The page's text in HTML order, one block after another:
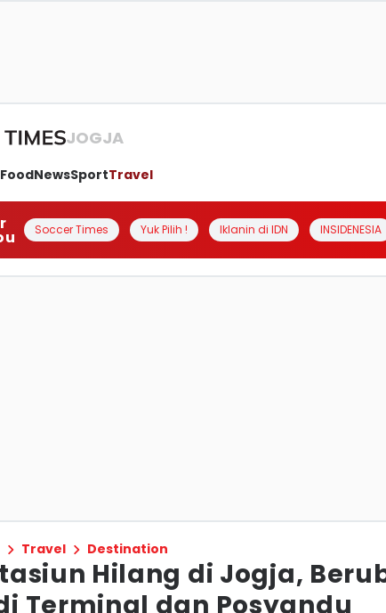
JOGJA
FoodNewsSportTravel
Soccer Times Yuk Pilih ! Iklanin di IDN INSIDENESIA
Travel Destination
Hilang di Jogja,
Terminal dan Posyandu